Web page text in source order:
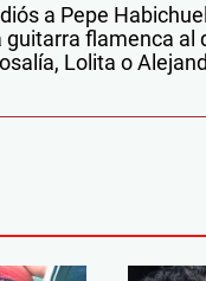
a Pepe
guitarra flamenca al
Lolita o